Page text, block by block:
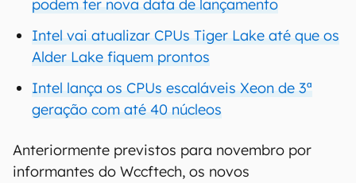
podem ter nova data de lançamento
Intel vai atualizar CPUs Tiger Lake até que os
Alder Lake fiquem prontos
Intel lança os CPUs escaláveis Xeon de 3ª
geração com até 40 núcleos
Anteriormente previstos para novembro por
informantes do Wccftech, os novos